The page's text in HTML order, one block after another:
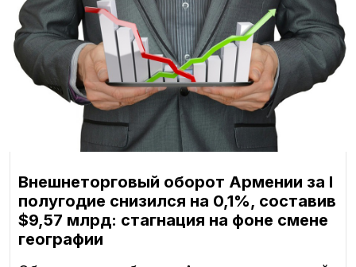
Внешнеторговый оборот Армении за I
полугодие снизился на 0,1%, составив
$9,57 млрд: стагнация на фоне смене
географии